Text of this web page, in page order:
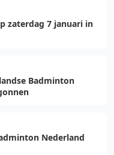
zaterdag 7 januari in
Badminton
Nederland